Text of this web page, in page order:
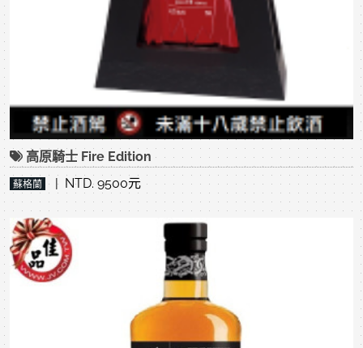
高原騎士 Fire Edition
蘇格蘭 | NTD. 9500元